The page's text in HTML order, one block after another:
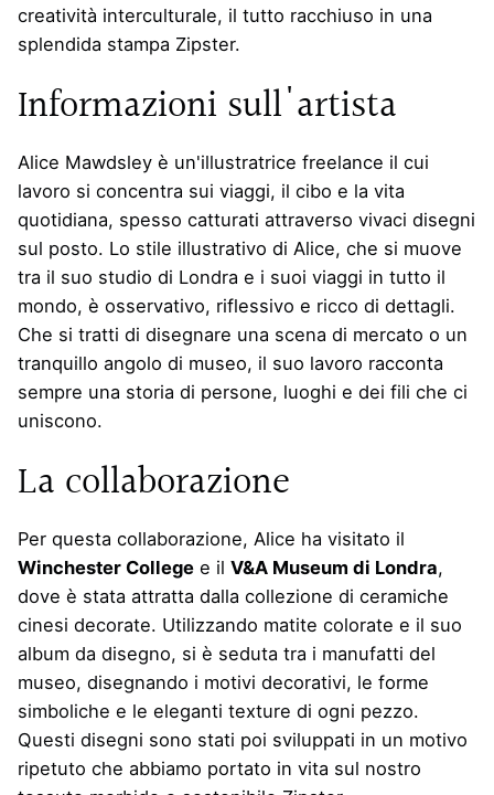
creatività interculturale, il tutto racchiuso in una
splendida stampa Zipster.
Informazioni sull'artista
Alice Mawdsley è un'illustratrice freelance il cui
lavoro si concentra sui viaggi, il cibo e la vita
quotidiana, spesso catturati attraverso vivaci disegni
sul posto. Lo stile illustrativo di Alice, che si muove
tra il suo studio di Londra e i suoi viaggi in tutto il
mondo, è osservativo, riflessivo e ricco di dettagli.
Che si tratti di disegnare una scena di mercato o un
tranquillo angolo di museo, il suo lavoro racconta
sempre una storia di persone, luoghi e dei fili che ci
uniscono.
La collaborazione
Per questa collaborazione, Alice ha visitato il
Winchester College e il V&A Museum di Londra,
dove è stata attratta dalla collezione di ceramiche
cinesi decorate. Utilizzando matite colorate e il suo
album da disegno, si è seduta tra i manufatti del
museo, disegnando i motivi decorativi, le forme
simboliche e le eleganti texture di ogni pezzo.
Questi disegni sono stati poi sviluppati in un motivo
ripetuto che abbiamo portato in vita sul nostro